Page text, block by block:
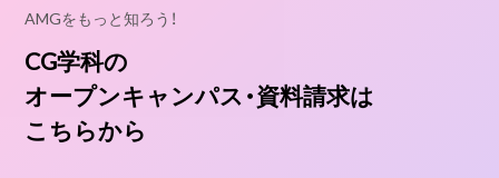
AMGをもっと知ろう！
CG学科の
オープンキャンパス・資料請求は
こちらから